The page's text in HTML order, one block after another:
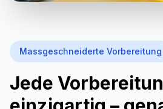
Massgeschneiderte Vorbereitung
Jede